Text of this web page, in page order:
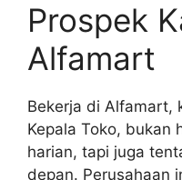
Prospek
Alfamart
Bekerja di Alfamart,
Kepala Toko, bukan
harian, tapi juga
depan. Perusahaan